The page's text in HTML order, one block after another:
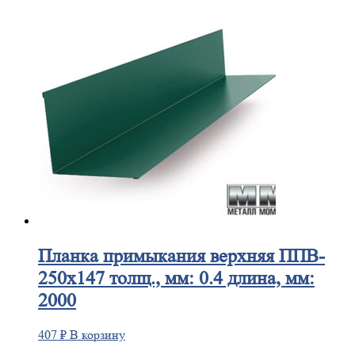
Планкапримыкания верхняя ППВ-
250х147 толщ., мм: 0.4 длина, мм:
2000
407 ₽ В корзину